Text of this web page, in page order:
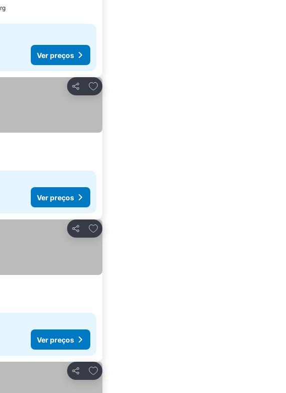
Ver preços
Partilhar
Adicionar aos favoritos
Ver preços
Partilhar
Adicionar aos favoritos
Ver preços
Partilhar
Adicionar aos favoritos